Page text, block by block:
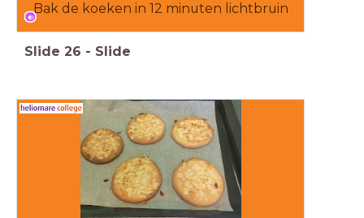
Bak de koeken in 12 minuten lichtbruin
Slide 26 - Slide